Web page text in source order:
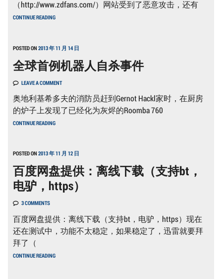
种
剧
么)
（http://www.zdfans.com/）网站受到了恶意攻击，还有
CONTINUE READING防
网
攻
的
几
方
法！
（ZD423
网
受
有
感）
POSTED ON 2013 年 11 月 14 日
全球首例机器人自杀事件
LEAVE A COMMENT
奥地利基希多夫的消防员赶到Gernot Hackl家时，在厨房
的炉子上发现了已经化为灰烬的Roomba 760
CONTINUE READING
球
机
人
自
杀
事
POSTED ON 2013 年 11 月 12 日
百度网盘提供：离线下载（支持bt，
电驴，https）
3 COMMENTS
百度网盘提供：离线下载（支持bt，电驴，https）现在
还在测试中，功能不太稳定，如果稳定了，迅雷就要拜
拜了（
CONTINUE READING
度